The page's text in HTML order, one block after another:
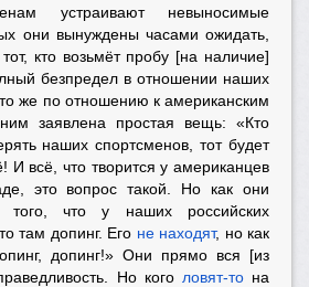
устраивают невыносимые
они вынуждены часами ожидать,
кто возьмёт пробу [на наличие]
безпредел в отношении наших
же по отношению к американским
заявлена простая вещь: «Кто
наших спортсменов, тот будет
И всё, что творится у американцев
это вопрос такой. Но как они
что у наших российских
там допинг. Его не находят, но как
допинг!» Они прямо вся [из
Но кого ловят-тона